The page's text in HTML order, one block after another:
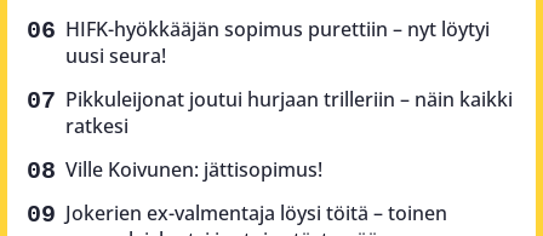
HIFK-hyökkääjän sopimus purettiin – nyt löytyi
uusi seura!
Pikkuleijonat joutui hurjaan trilleriin – näin kaikki
ratkesi
Ville Koivunen: jättisopimus!
Jokerien ex-valmentaja löysi töitä – toinen